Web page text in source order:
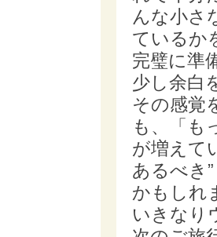
んな小さ
ているか
完璧に準
少し余白
その感覚
も、「も
が増えて
あるべき ”
かもしれ
いきなり